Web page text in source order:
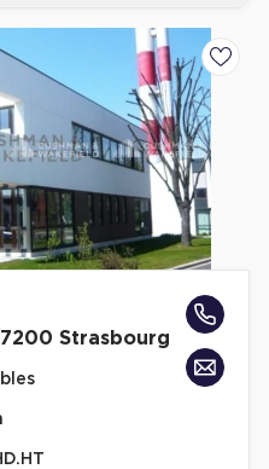
Strasbourg